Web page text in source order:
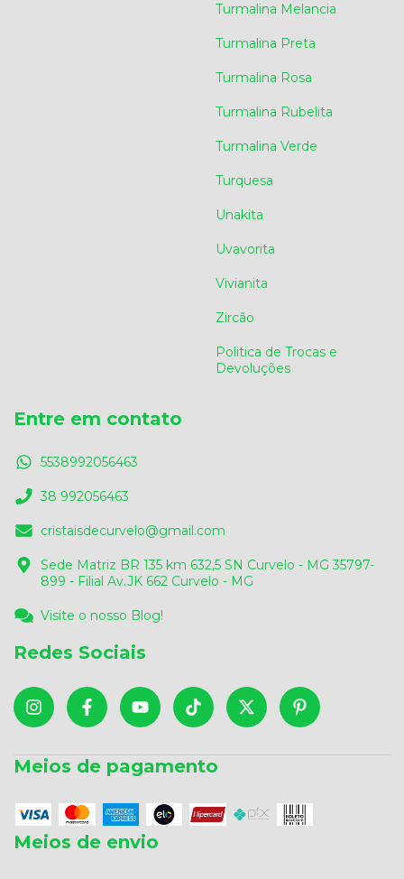
Turmalina Melancia
Turmalina Preta
Turmalina Rosa
Turmalina Rubelita
Turmalina Verde
Turquesa
Unakita
Uvavorita
Vivianita
Zircão
Politica de Trocas e
Devoluções
Entre em contato
5538992056463
38 992056463
cristaisdecurvelo@gmail.com
Sede Matriz BR 135 km 632,5 SN Curvelo - MG 35797-
899 - Filial Av.JK 662 Curvelo - MG
Visite o nosso Blog!
Redes Sociais
Meios de pagamento
Meios de envio